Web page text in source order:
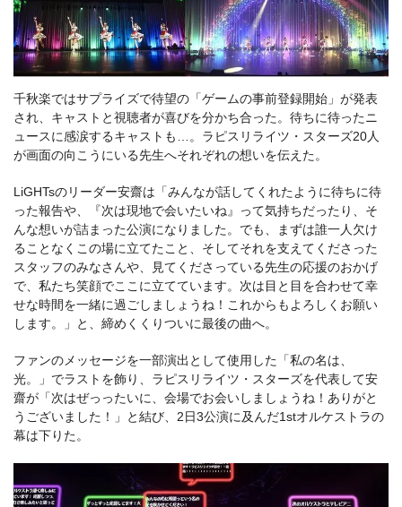
千秋楽ではサプライズで待望の「ゲームの事前登録開始」が発表
され、キャストと視聴者が喜びを分かち合った。待ちに待ったニ
ュースに感涙するキャストも…。ラピスリライツ・スターズ20人
が画面の向こうにいる先生へそれぞれの想いを伝えた。
LiGHTsのリーダー安齋は「みんなが話してくれたように待ちに待
った報告や、『次は現地で会いたいね』って気持ちだったり、そ
んな想いが詰まった公演になりました。でも、まずは誰一人欠け
ることなくこの場に立てたこと、そしてそれを支えてくださった
スタッフのみなさんや、見てくださっている先生の応援のおかげ
で、私たち笑顔でここに立てています。次は目と目を合わせて幸
せな時間を一緒に過ごしましょうね！これからもよろしくお願い
します。」と、締めくくりついに最後の曲へ。
ファンのメッセージを一部演出として使用した「私の名は、
光。」でラストを飾り、ラピスリライツ・スターズを代表して安
齋が「次はぜっったいに、会場でお会いしましょうね！ありがと
うございました！」と結び、2日3公演に及んだ1stオルケストラの
幕は下りた。